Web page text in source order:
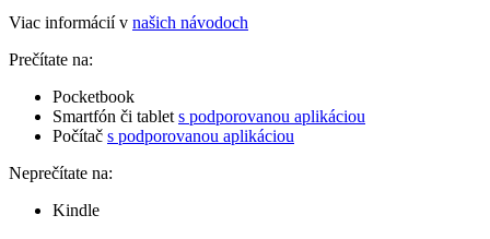
Viac informácií v našich návodoch
Prečítate na:
Pocketbook
Smartfón či tablet s podporovanou aplikáciou
Počítač s podporovanou aplikáciou
Neprečítate na:
Kindle